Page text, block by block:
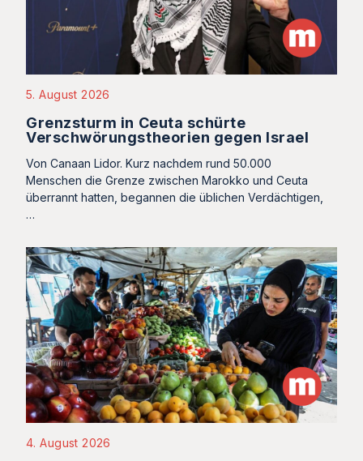
5. August 2026
Grenzsturm in Ceuta schürte
Verschwörungstheorien gegen Israel
Von Canaan Lidor. Kurz nachdem rund 50.000
Menschen die Grenze zwischen Marokko und Ceuta
überrannt hatten, begannen die üblichen Verdächtigen,
…
4. August 2026